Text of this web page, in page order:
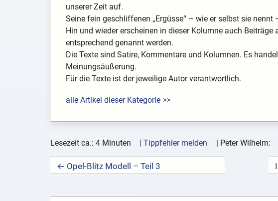
unserer Zeit auf.
Seine fein geschliffenen „Ergüsse“ – wie er selbst sie
Hin und wieder erscheinen in dieser Kolumne auch Beiträge
entsprechend genannt werden.
Die Texte sind Satire, Kommentare und Kolumnen. Es
Meinungsäußerung.
Für die Texte ist der jeweilige Autor verantwortlich.
alle Artikel dieser Kategorie >>
Lesezeit ca.: 4 Minuten | Tippfehler melden | Peter Wilhelm:
← Opel-Blitz Modell – Teil 3